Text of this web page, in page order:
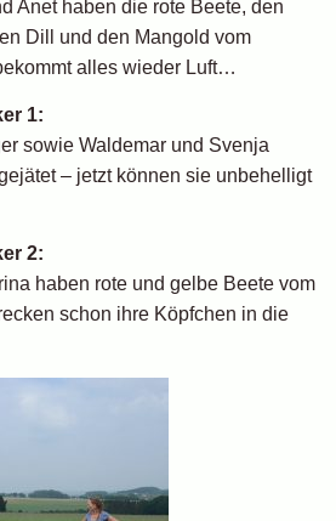
Anet haben die rote Beete, den
Dill und den Mangold vom
alles wieder Luft…
1:
sowie Waldemar und Svenja
– jetzt können sie unbehelligt
2:
haben rote und gelbe Beete vom
schon ihre Köpfchen in die